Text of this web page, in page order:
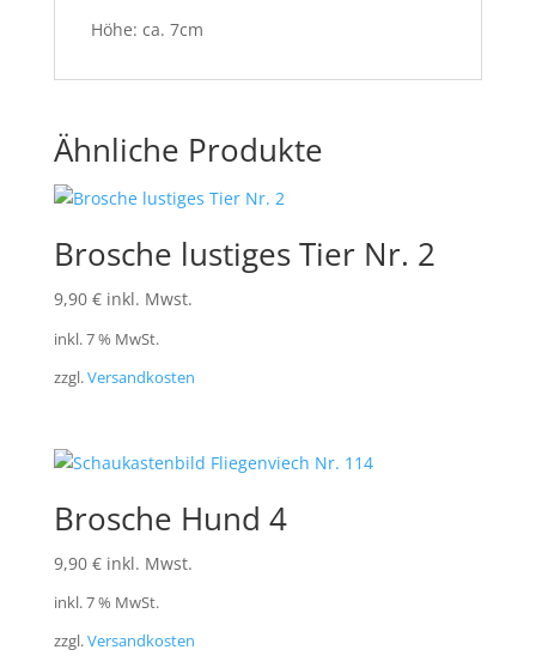
Höhe: ca. 7cm
Ähnliche Produkte
Brosche lustiges Tier Nr. 2
9,90 € inkl. Mwst.
inkl. 7 % MwSt.
zzgl.Versandkosten
Brosche Hund 4
9,90 € inkl. Mwst.
inkl. 7 % MwSt.
zzgl.Versandkosten